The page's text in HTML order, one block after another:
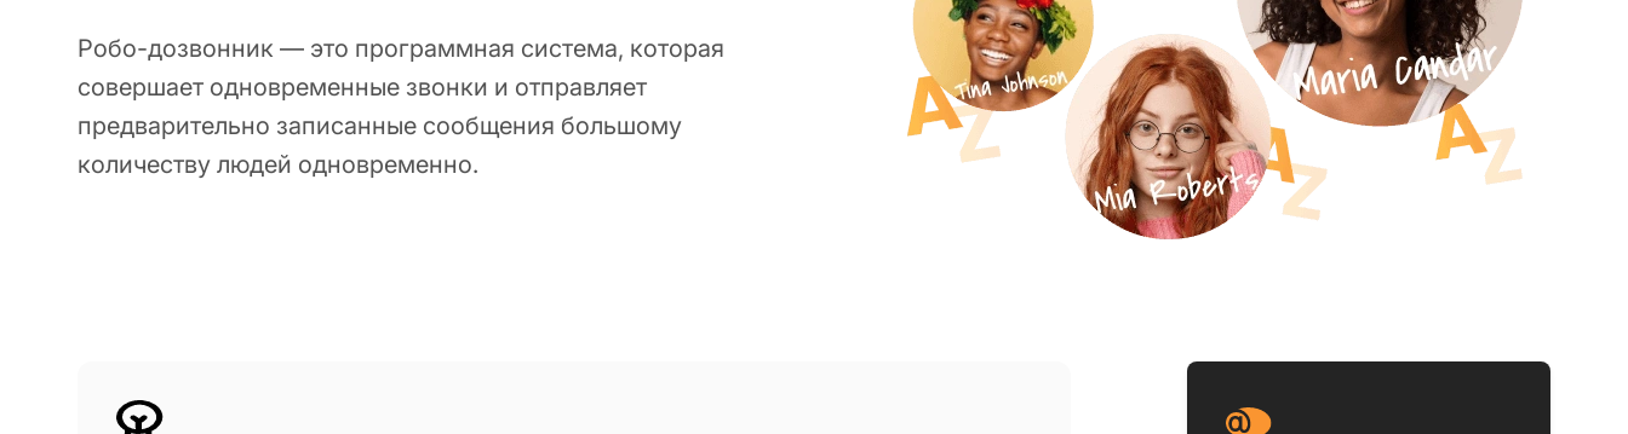
Робо-дозвонник — это программная система, которая
совершает одновременные звонки и отправляет
предварительно записанные сообщения большому
количеству людей одновременно.